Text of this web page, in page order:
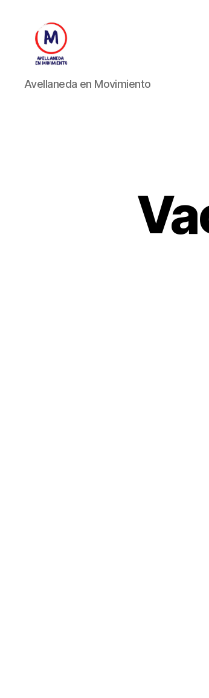
Avellaneda
en
Avellaneda en Movimiento